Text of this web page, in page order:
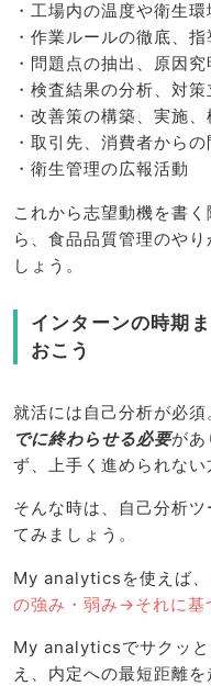
・工場内の温度や衛生環
・作業ルールの徹底、指
・問題点の抽出、原因究
・検査結果の分析、対策
・改善策の構築、実施、
・取引先、消費者から
・衛生管理の広報活動
これから志望動機を書
ら、食品品質管理のや
しょう。
インターンの時期
おこう
就活には自己分析が必須
でに終わらせる必要があ
ず、上手く進められない
そんな時は、自己分析ツ
てみましょう。
My analyticsを使えば、
の強み・弱み→それに基
My analyticsでサクッと
え、内定への最短距離を